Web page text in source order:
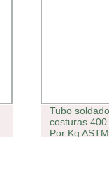
Tubo
costuras
Por Kg